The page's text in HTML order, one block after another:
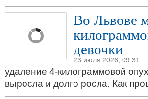
Во Львове
девочки
23 июля 2026, 09:31
удаление 4-килограммовой
выросла и долго росла. Как